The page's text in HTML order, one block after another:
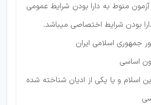
منوط به دارا بودن شرایط عمومی
بودن شرایط اختصاصی میباشد.
جمهوری اسلامی ایران
اساسی
اسلام و یا یکی از ادیان شناخته شده